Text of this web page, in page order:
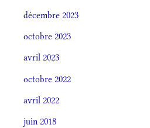
décembre 2023
octobre 2023
avril 2023
octobre 2022
avril 2022
juin 2018